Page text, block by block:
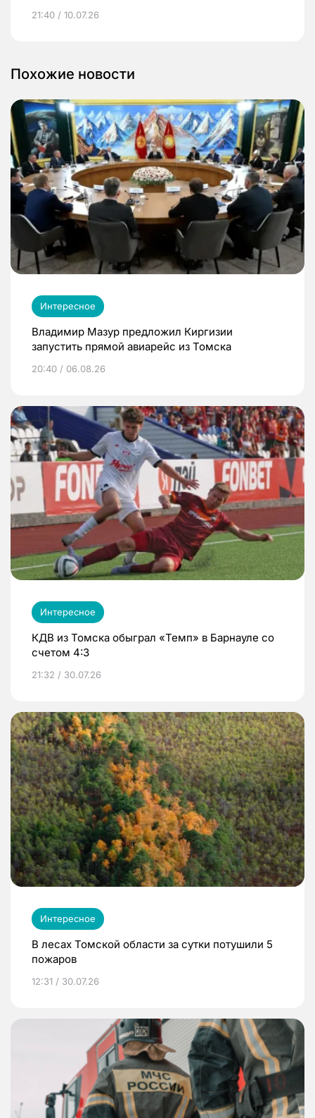
21:40 / 10.07.26
Похожие новости
Интересное
Владимир Мазур предложил Киргизии
запустить прямой авиарейс из Томска
20:40 / 06.08.26
Интересное
КДВ из Томска обыграл «Темп» в Барнауле со
счетом 4:3
21:32 / 30.07.26
Интересное
В лесах Томской области за сутки потушили 5
пожаров
12:31 / 30.07.26